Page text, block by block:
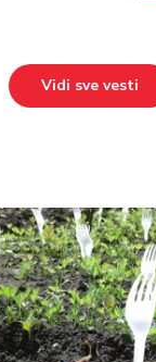
Vidi sve vesti